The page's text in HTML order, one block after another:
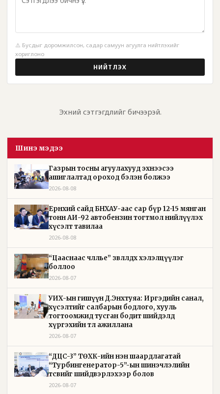
⚠️ Бусдыг доромжилсон, садар самуун агуулга нийтлэхийг
хориглоно
НИЙТЛЭХ
Эхний сэтгэгдлийг бичээрэй.
Шинэ мэдээ
Газрын тосны агуулахууд эхнээсээ
ашиглалтад ороход бэлэн болжээ
2026-08-08
Ерөнхий сайд БНХАУ-аас сар бүр 12-15 мянган
тонн АИ-92 автобензин тогтмол нийлүүлэх
хүсэлт тавилаа
2026-08-08
“Цааснаас чөлөөлье” зөвлөлдөх хэлэлцүүлэг
боллоо
2026-08-07
УИХ-ын гишүүн Д.Энхтуяа: Иргэдийн санал,
хүсэлтийг салбарын бодлого, хууль
тогтоомжид тусган бодит шийдэлд
хүргэхийн төлөө ажиллана
2026-08-07
“ДЦС-3” ТӨХК-ийн нэн шаардлагатай
“Турбингенератор-5”-ын шинэчлэлийн
төсвийг шийдвэрлэхээр болов
2026-08-07